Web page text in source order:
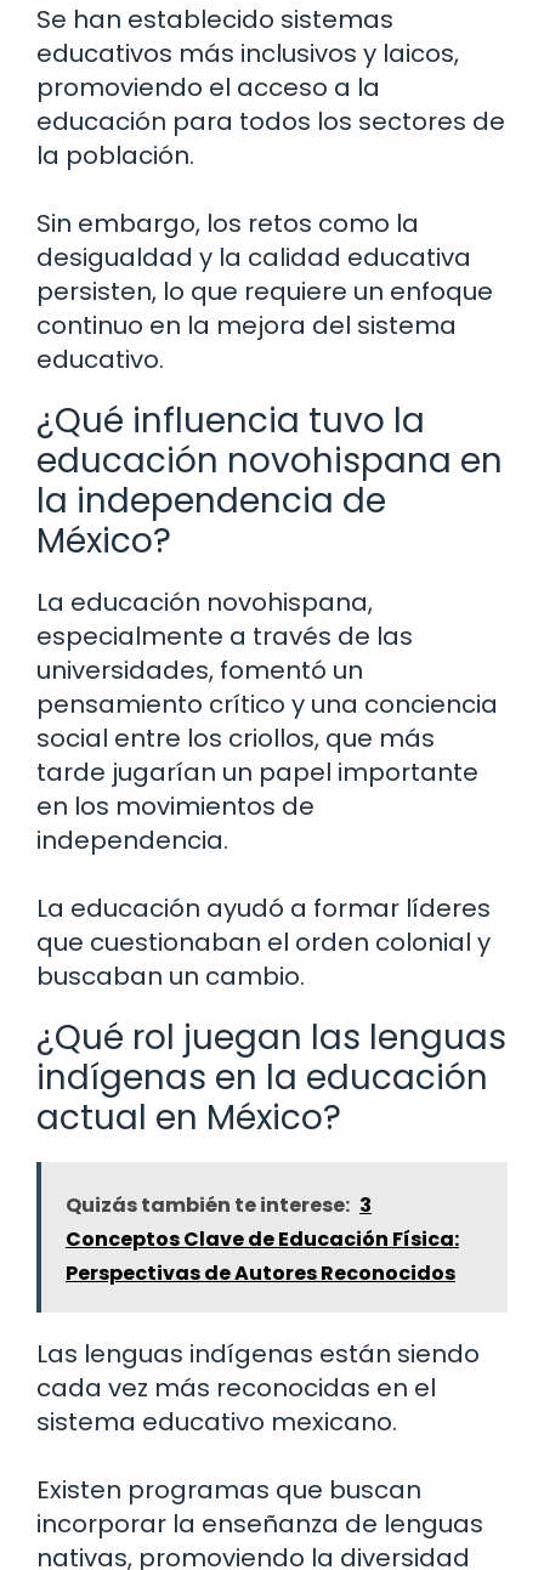
Se han establecido sistemas
educativos más inclusivos y laicos,
promoviendo el acceso a la
educación para todos los sectores de
la población.
Sin embargo, los retos como la
desigualdad y la calidad educativa
persisten, lo que requiere un enfoque
continuo en la mejora del sistema
educativo.
¿Qué influencia tuvo la
educación novohispana en
la independencia de
México?
La educación novohispana,
especialmente a través de las
universidades, fomentó un
pensamiento crítico y una conciencia
social entre los criollos, que más
tarde jugarían un papel importante
en los movimientos de
independencia.
La educación ayudó a formar líderes
que cuestionaban el orden colonial y
buscaban un cambio.
¿Qué rol juegan las lenguas
indígenas en la educación
actual en México?
Quizás también te interese: 3
Conceptos Clave de Educación Física:
Perspectivas de Autores Reconocidos
Las lenguas indígenas están siendo
cada vez más reconocidas en el
sistema educativo mexicano.
Existen programas que buscan
incorporar la enseñanza de lenguas
nativas, promoviendo la diversidad